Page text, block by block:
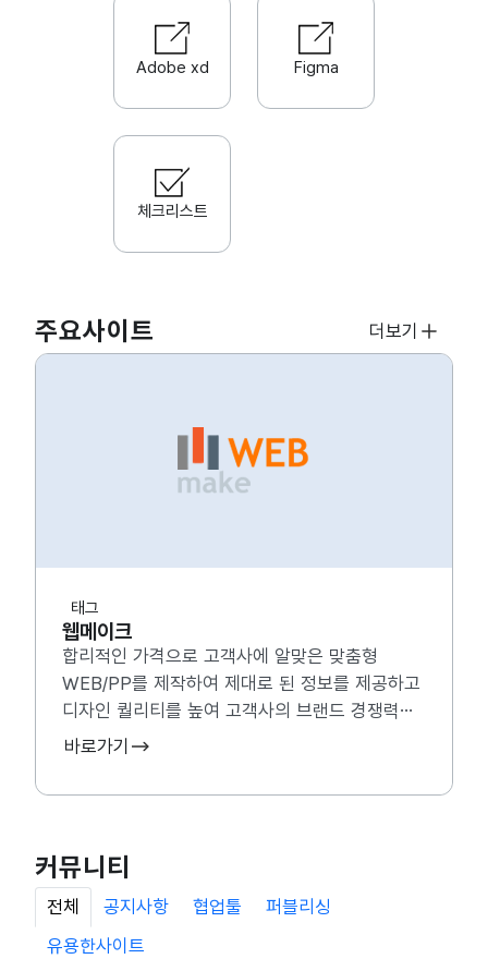
Adobe xd Figma
체크리스트
주요사이트 더보기
태그
웹메이크
합리적인 가격으로 고객사에 알맞은 맞춤형
WEB/PP를 제작하여 제대로 된 정보를 제공하고
디자인 퀄리티를 높여 고객사의 브랜드 경쟁력을
강화시킬 수 있는 홈페이지를 제작하고 있습니다.
바로가기
커뮤니티
전체 공지사항 협업툴
퍼블리싱
유용한사이트